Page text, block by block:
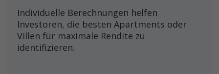
Individuelle Berechnungen helfen
Investoren, die besten Apartments oder
Villen für maximale Rendite zu
identifizieren.